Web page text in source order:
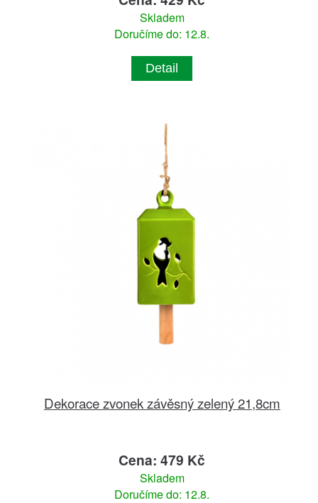
Skladem
Doručíme do: 12.8.
Detail
Dekorace zvonek závěsný zelený 21,8cm
Cena: 479 Kč
Skladem
Doručíme do: 12.8.